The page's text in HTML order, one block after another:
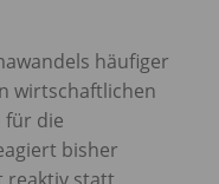
häufiger
wirtschaftlichen
für die
bisher